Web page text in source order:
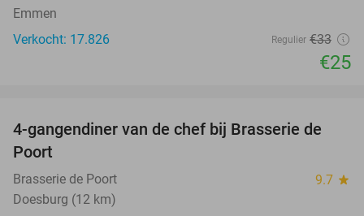
Emmen
Verkocht: 17.826
Regulier €33
€25
31%
4-gangendiner van de chef bij Brasserie de
Poort
Brasserie de Poort 9.7 star
Doesburg (12 km)